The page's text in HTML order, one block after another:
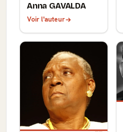
Anna GAVALDA
Voir l'auteur